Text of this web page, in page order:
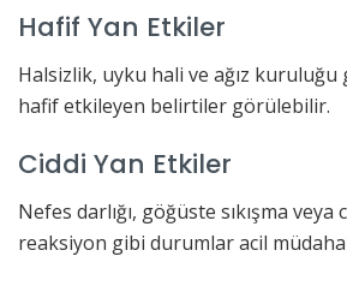
Hafif Yan Etkiler
Halsizlik, uyku hali ve ağız kuruluğu
hafif etkileyen belirtiler görülebilir.
Ciddi Yan Etkiler
Nefes darlığı, göğüste sıkışma veya
reaksiyon gibi durumlar acil